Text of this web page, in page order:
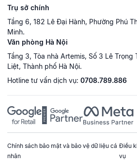
Trụ sở chính
Tầng 6, 182 Lê Đại Hành, Phường Phú
Minh.
Văn phòng Hà Nội
Tầng 3, Tòa nhà Artemis, Số 3 Lê Trọng
Liệt, Thành phố Hà Nội.
Hotline tư vấn dịch vụ: 0708.789.886
Chính sách bảo mật và bảo vệ dữ liệu cá
nhân
Điều
vụ